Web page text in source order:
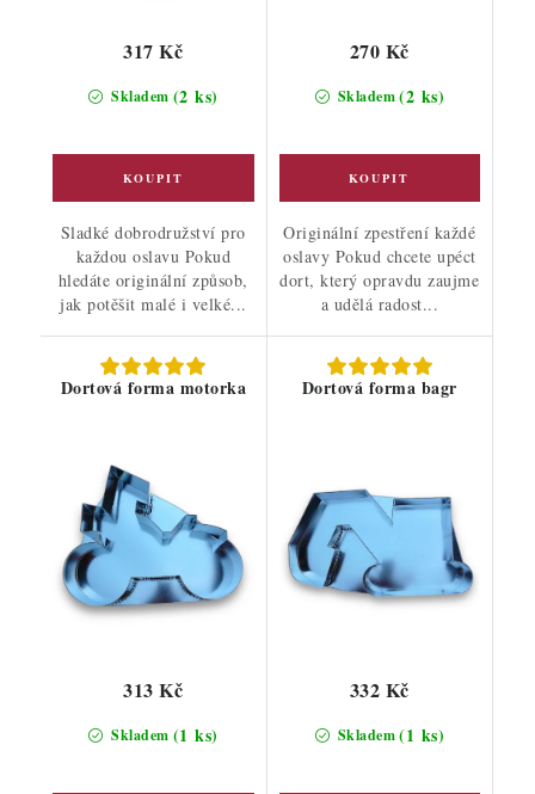
Skladem (2 ks)
317 Kč
Sladké dobrodružství pro
každou oslavu Pokud
hledáte originální způsob,
jak potěšit malé i velké...
Skladem(2 ks)
270 Kč
Originální zpestření každé
oslavy Pokud chcete upéct
dort, který opravdu zaujme
a udělá radost...
Dortová forma motorka
Skladem (1 ks)
313 Kč
Dortová forma bagr
Skladem(1 ks)
332 Kč